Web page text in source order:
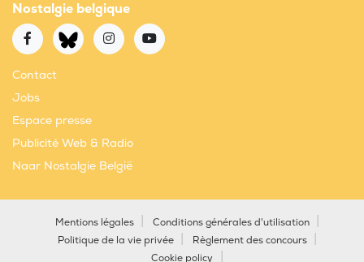
Nostalgie belgique
Contact
Jobs
Espace presse
Publicité Web & Radio
Naar Nostalgie België
Mentions légales
Conditions générales d'utilisation
Politique de la vie privée
Règlement des concours
Cookie policy